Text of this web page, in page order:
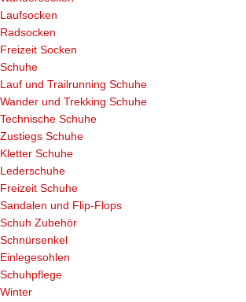
Laufsocken
Radsocken
Freizeit Socken
Schuhe
Lauf und Trailrunning Schuhe
Wander und Trekking Schuhe
Technische Schuhe
Zustiegs Schuhe
Kletter Schuhe
Lederschuhe
Freizeit Schuhe
Sandalen und Flip-Flops
Schuh Zubehör
Schnürsenkel
Einlegesohlen
Schuhpflege
Winter